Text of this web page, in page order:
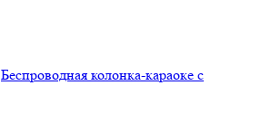
Беспроводная колонка-караоке с